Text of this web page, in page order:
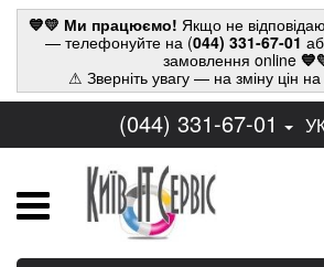
💙💛 Ми працюємо! Якщо не
— телефонуйте на (044) 331-67-01
замовлення online
⚠ Зверніть увагу — на зміну цін на
(044) 331-67-01